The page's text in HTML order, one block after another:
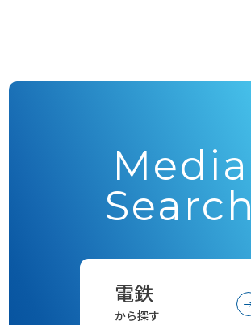
Media
Search
電鉄
から探す